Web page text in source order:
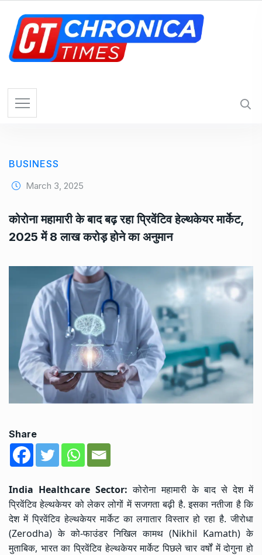
BUSINESS
March 3, 2025
कोरोना महामारी के बाद बढ़ रहा प्रिवेंटिव हेल्थकेयर मार्केट,
2025 में 8 लाख करोड़ होने का अनुमान
Share
India Healthcare Sector:कोरोना महामारी के बाद से देश में
प्रिवेंटिव हेल्थकेयर को लेकर लोगों में सजगता बढ़ी है. इसका नतीजा है कि
देश में प्रिवेंटिव हेल्थकेयर मार्केट का लगातार विस्तार हो रहा है. जीरोधा
(Zerodha) के को-फाउंडर निखिल कामथ (Nikhil Kamath) के
मुताबिक, भारत का प्रिवेंटिव हेल्थकेयर मार्केट पिछले चार वर्षों में दोगुना हो